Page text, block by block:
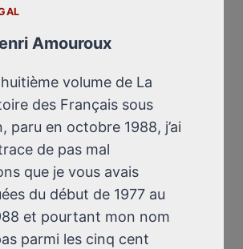
Amouroux
volume de La
des Français sous
paru en octobre 1988, j’ai
de pas mal
que je vous avais
du début de 1977 au
et pourtant mon nom
parmi les cinq cent